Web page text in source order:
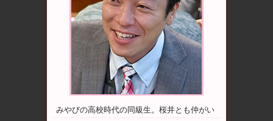
みやびの高校時代の同級生。桜井とも仲がい